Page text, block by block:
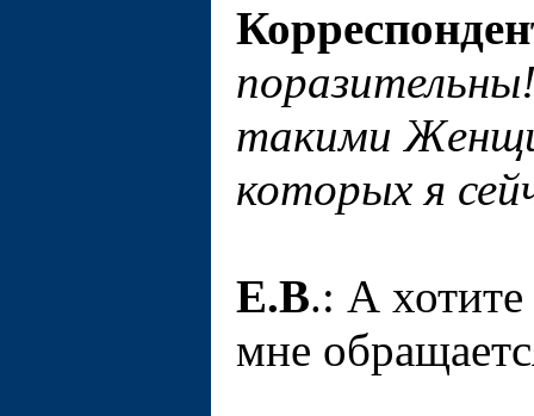
такими
которых я
Е.В.: А
мне